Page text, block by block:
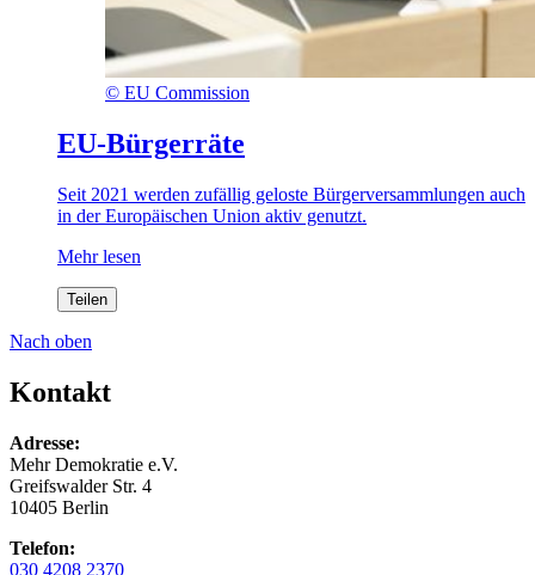
© EU Commission
EU-Bürgerräte
Seit 2021 werden zufällig geloste Bürgerversammlungen auch
in der Europäischen Union aktiv genutzt.
Mehr lesen
Teilen
Nach oben
Kontakt
Adresse:
Mehr Demokratie e.V.
Greifswalder Str. 4
10405 Berlin
Telefon:
030 4208 2370